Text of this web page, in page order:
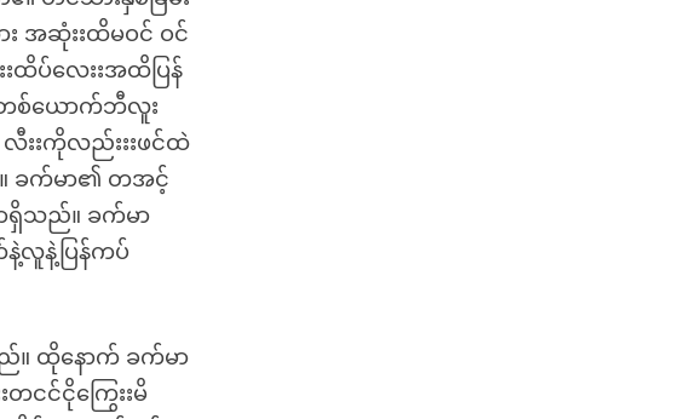
း အဆုံးးထိမဝင် ဝင်
ထိပ်လေးးအထိပြန်
တစ်ယောက်ဘီလူး
လီးးကိုလည်းးးဖင်ထဲ
ခက်မာ၏ တအင့်
သည်။ ခက်မာ
နဲ့လူနဲ့ပြန်ကပ်
။ ထိုနောက် ခက်မာ
ငင်ငိုကြွေးးမိ